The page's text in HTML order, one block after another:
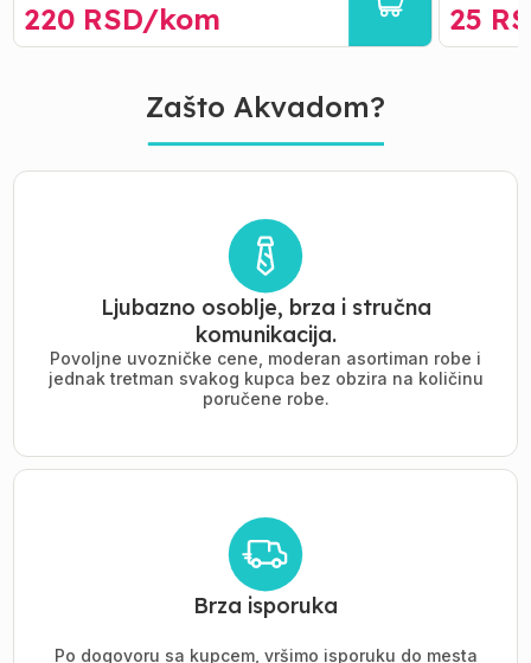
220 RSD/kom 25
Zašto Akvadom?
Ljubazno osoblje, brza i stručna
komunikacija.
Povoljne uvozničke cene, moderan asortiman robe i
jednak tretman svakog kupca bez obzira na količinu
poručene robe.
Brza isporuka
Po dogovoru sa kupcem, vršimo isporuku do mesta